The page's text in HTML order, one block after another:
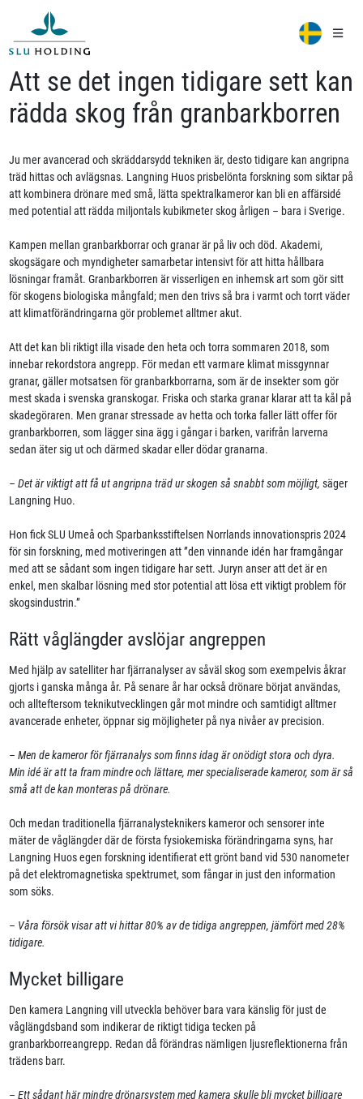
Att se det ingen tidigare sett kan
rädda skog från granbarkborren
Ju mer avancerad och skräddarsydd tekniken är, desto tidigare kan angripna
träd hittas och avlägsnas. Langning Huos prisbelönta forskning som siktar på
att kombinera drönare med små, lätta spektralkameror kan bli en affärsidé
med potential att rädda miljontals kubikmeter skog årligen – bara i Sverige.
Kampen mellan granbarkborrar och granar är på liv och död. Akademi,
skogsägare och myndigheter samarbetar intensivt för att hitta hållbara
lösningar framåt. Granbarkborren är visserligen en inhemsk art som gör sitt
för skogens biologiska mångfald; men den trivs så bra i varmt och torrt väder
att klimatförändringarna gör problemet alltmer akut.
Att det kan bli riktigt illa visade den heta och torra sommaren 2018, som
innebar rekordstora angrepp. För medan ett varmare klimat missgynnar
granar, gäller motsatsen för granbarkborrarna, som är de insekter som gör
mest skada i svenska granskogar. Friska och starka granar klarar att ta kål på
skadegöraren. Men granar stressade av hetta och torka faller lätt offer för
granbarkborren, som lägger sina ägg i gångar i barken, varifrån larverna
sedan äter sig ut och därmed skadar eller dödar granarna.
– Det är viktigt att få ut angripna träd ur skogen så snabbt som möjligt, säger
Langning Huo.
Hon fick SLU Umeå och Sparbanksstiftelsen Norrlands innovationspris 2024
för sin forskning, med motiveringen att ”den vinnande idén har framgångar
med att se sådant som ingen tidigare har sett. Juryn anser att det är en
enkel, men skalbar lösning med stor potential att lösa ett viktigt problem för
skogsindustrin.”
Rätt våglängder avslöjar angreppen
Med hjälp av satelliter har fjärranalyser av såväl skog som exempelvis åkrar
gjorts i ganska många år. På senare år har också drönare börjat användas,
och allteftersom teknikutvecklingen går mot mindre och samtidigt alltmer
avancerade enheter, öppnar sig möjligheter på nya nivåer av precision.
– Men de kameror för fjärranalys som finns idag är onödigt stora och dyra.
Min idé är att ta fram mindre och lättare, mer specialiserade kameror, som är så
små att de kan monteras på drönare.
Och medan traditionella fjärranalysteknikers kameror och sensorer inte
mäter de våglängder där de första fysiokemiska förändringarna syns, har
Langning Huos egen forskning identifierat ett grönt band vid 530 nanometer
på det elektromagnetiska spektrumet, som fångar in just den information
som söks.
– Våra försök visar att vi hittar 80% av de tidiga angreppen, jämfört med 28%
tidigare.
Mycket billigare
Den kamera Langning vill utveckla behöver bara vara känslig för just de
våglängdsband som indikerar de riktigt tidiga tecken på
granbarkborreangrepp. Redan då förändras nämligen ljusreflektionerna från
trädens barr.
– Ett sådant här mindre drönarsystem med kamera skulle bli mycket billigare